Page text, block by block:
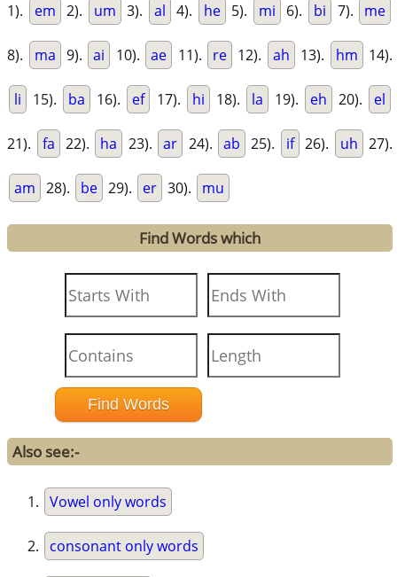
1). em 2). um 3). al 4). he 5). mi 6). bi 7). me
8). ma 9). ai 10). ae 11). re 12). ah 13). hm 14).
li 15). ba 16). ef 17). hi 18). la 19). eh 20). el
21). fa 22). ha 23). ar 24). ab 25). if 26). uh 27).
am 28). be 29). er 30). mu
Find Words which
Also see:-
Vowel only words
consonant only words